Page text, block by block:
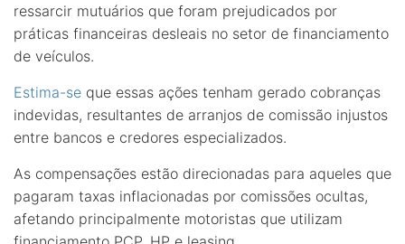
ressarcir mutuários que foram prejudicados por
práticas financeiras desleais no setor de financiamento
de veículos.
Estima-se que essas ações tenham gerado cobranças
indevidas, resultantes de arranjos de comissão injustos
entre bancos e credores especializados.
As compensações estão direcionadas para aqueles que
pagaram taxas inflacionadas por comissões ocultas,
afetando principalmente motoristas que utilizam